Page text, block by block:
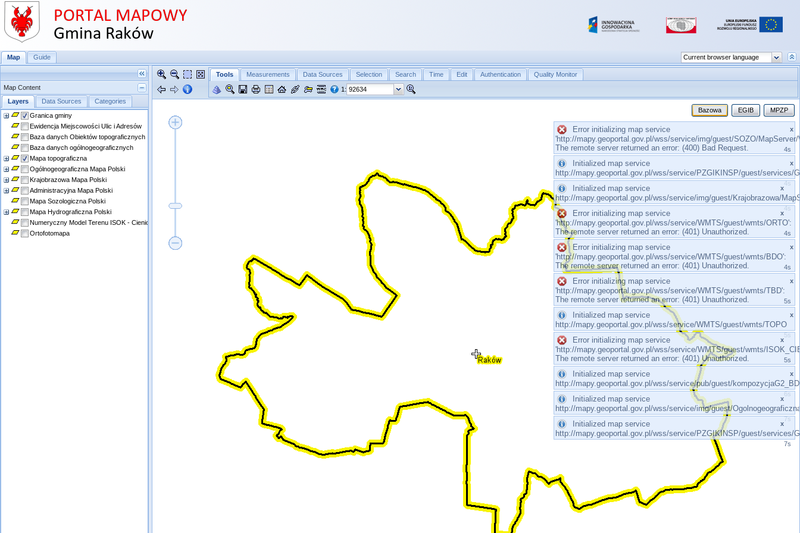
Map Guide
Tools Measurements Data Sources Selection Search Time Edit Authentication Quality Monitor
1:
Bazowa EGIB MPZP
x
Error initializing map service
'http://mapy.geoportal.gov.pl/wss/service/img/guest/SOZO/
The remote server returned an error: (400) Bad Request.
4s
x
Initialized map service
http://mapy.geoportal.gov.pl/wss/service/PZGIKINSP/guest/services/
4s
x
Initialized map service
http://mapy.geoportal.gov.pl/wss/service/img/guest/Krajobrazowa/
4s
x
Error initializing map service
'http://mapy.geoportal.gov.pl/wss/service/WMTS/guest/wmts/ORTO':
The remote server returned an error: (401) Unauthorized.
4s
x
Error initializing map service
'http://mapy.geoportal.gov.pl/wss/service/WMTS/guest/wmts/BDO':
The remote server returned an error: (401) Unauthorized.
4s
x
Error initializing map service
'http://mapy.geoportal.gov.pl/wss/service/WMTS/guest/wmts/TBD':
The remote server returned an error: (401) Unauthorized.
5s
x
Initialized map service
http://mapy.geoportal.gov.pl/wss/service/WMTS/guest/wmts/TOPO
5s
x
Error initializing map service
'http://mapy.geoportal.gov.pl/wss/service/WMTS/guest/wmts/
The remote server returned an error: (401) Unauthorized.
5s
x
Initialized map service
http://mapy.geoportal.gov.pl/wss/service/pub/guest/
6s
x
Initialized map service
http://mapy.geoportal.gov.pl/wss/service/img/guest/
6s
x
Initialized map service
http://mapy.geoportal.gov.pl/wss/service/PZGIKINSP/guest/services/
7s
Map Content
Layers
Data Sources
Categories
Granica gminy
Ewidencja Miejscowości Ulic i Adresów
Baza danych Obiektów topograficznych
Baza danych ogólnogeograficznych
Mapa topograficzna
Ogólnogeograficzna Mapa Polski
Krajobrazowa Mapa Polski
Administracyjna Mapa Polski
Mapa Sozologiczna Polski
Mapa Hydrograficzna Polski
Numeryczny Model Terenu ISOK - Cieniowanie i Hipsometria
Ortofotomapa